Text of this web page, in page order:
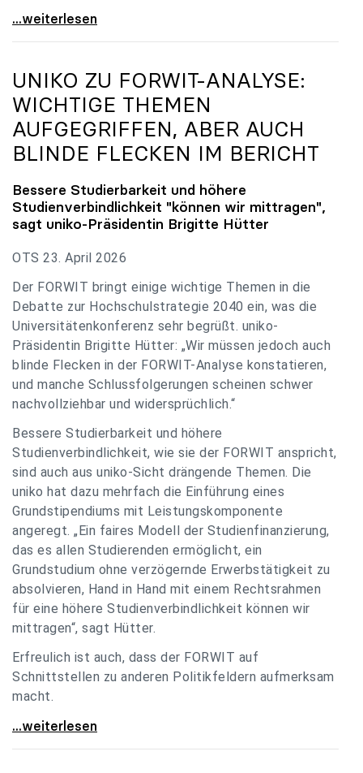
uniko zu Budgetverhandlungen: Universitäten sind
...weiterlesen
UNIKO ZU FORWIT-ANALYSE:
WICHTIGE THEMEN
AUFGEGRIFFEN, ABER AUCH
BLINDE FLECKEN IM BERICHT
Bessere Studierbarkeit und höhere
Studienverbindlichkeit "können wir mittragen",
sagt uniko-Präsidentin Brigitte Hütter
OTS 23. April 2026
Der FORWIT bringt einige wichtige Themen in die
Debatte zur Hochschulstrategie 2040 ein, was die
Universitätenkonferenz sehr begrüßt. uniko-
Präsidentin Brigitte Hütter: „Wir müssen jedoch auch
blinde Flecken in der FORWIT-Analyse konstatieren,
und manche Schlussfolgerungen scheinen schwer
nachvollziehbar und widersprüchlich.“
Bessere Studierbarkeit und höhere
Studienverbindlichkeit, wie sie der FORWIT anspricht,
sind auch aus uniko-Sicht drängende Themen. Die
uniko hat dazu mehrfach die Einführung eines
Grundstipendiums mit Leistungskomponente
angeregt. „Ein faires Modell der Studienfinanzierung,
das es allen Studierenden ermöglicht, ein
Grundstudium ohne verzögernde Erwerbstätigkeit zu
absolvieren, Hand in Hand mit einem Rechtsrahmen
für eine höhere Studienverbindlichkeit können wir
mittragen“, sagt Hütter.
Erfreulich ist auch, dass der FORWIT auf
Schnittstellen zu anderen Politikfeldern aufmerksam
macht.
uniko zu FORWIT-Analyse: Wichtige Themen
...weiterlesen